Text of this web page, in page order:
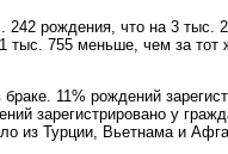
242 рождения, что на 3 тыс.
тыс. 755 меньше, чем за
11% рождений
зарегистрировано у
из Турции, Вьетнама и